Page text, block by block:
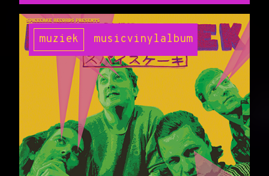
muziek musicvinylalbum